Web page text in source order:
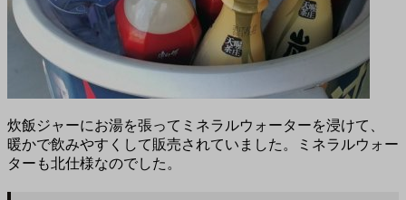
炊飯ジャーにお湯を張ってミネラルウォーターを浸けて、
暖かで飲みやすくして販売されていました。ミネラルウォー
ターも北仕様なのでした。